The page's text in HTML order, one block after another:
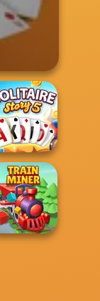
Story
TriPeaks 5